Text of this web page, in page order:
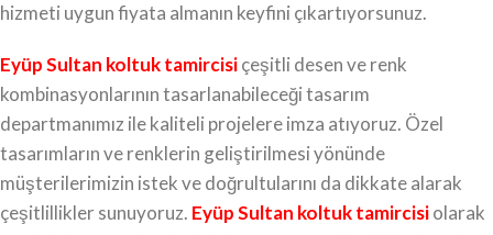
hizmeti uygun fiyata almanın keyfini çıkartıyorsunuz.
Eyüp Sultan koltuk tamircisiçeşitli desen ve renk
kombinasyonlarının tasarlanabileceği tasarım
departmanımız ile kaliteli projelere imza atıyoruz. Özel
tasarımların ve renklerin geliştirilmesi yönünde
müşterilerimizin istek ve doğrultularını da dikkate alarak
çeşitlillikler sunuyoruz. Eyüp Sultan koltuk tamircisiolarak